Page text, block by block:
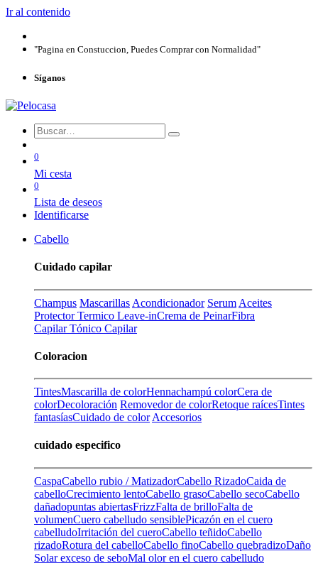
Ir al contenido
"Pagina en Constuccion, Puedes Comprar con Normalidad"
Síganos
0
Mi cesta
0
Lista de deseos
Identificarse
Cabello
Cuidado capilar
Champus Mascarillas Acondicionador Serum Aceites
Protector Termico Leave-inCrema de PeinarFibra
CapilarTónico Capilar
Coloracion
TintesMascarilla de colorHennachampú colorCera de
colorDecoloración Removedor de colorRetoque raícesTintes
fantasíasCuidado de color Accesorios
cuidado especifico
CaspaCabello rubio / MatizadorCabello RizadoCaida de
cabelloCrecimiento lentoCabello grasoCabello secoCabello
dañadopuntas abiertasFrizzFalta de brilloFalta de
volumenCuero cabelludo sensiblePicazón en el cuero
cabelludoIrritación del cueroCabello teñidoCabello
rizadoRotura del cabelloCabello finoCabello quebradizoDaño
Solarexceso de seboMal olor en el cuero cabelludo